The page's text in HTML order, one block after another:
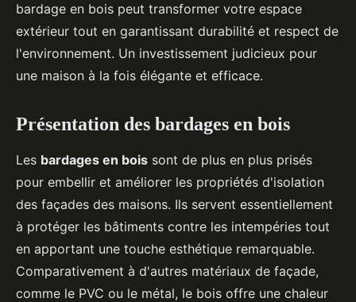
bardage en bois peut transformer votre espace
extérieur tout en garantissant durabilité et respect de
l'environnement. Un investissement judicieux pour
une maison à la fois élégante et efficace.
Présentation des bardages en bois
Les bardages en bois sont de plus en plus prisés
pour embellir et améliorer les propriétés d'isolation
des façades des maisons. Ils servent essentiellement
à protéger les bâtiments contre les intempéries tout
en apportant une touche esthétique remarquable.
Comparativement à d'autres matériaux de façade,
comme le PVC ou le métal, le bois offre une chaleur